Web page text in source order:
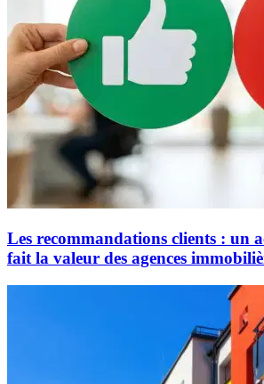
Les recommandations clients : un
fait la valeur des agences